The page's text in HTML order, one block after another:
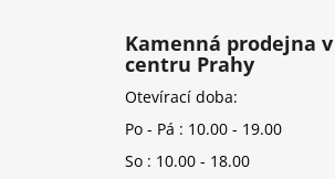
Kamenná prodejna v
centru Prahy
Otevírací doba:
Po - Pá : 10.00 - 19.00
So : 10.00 - 18.00